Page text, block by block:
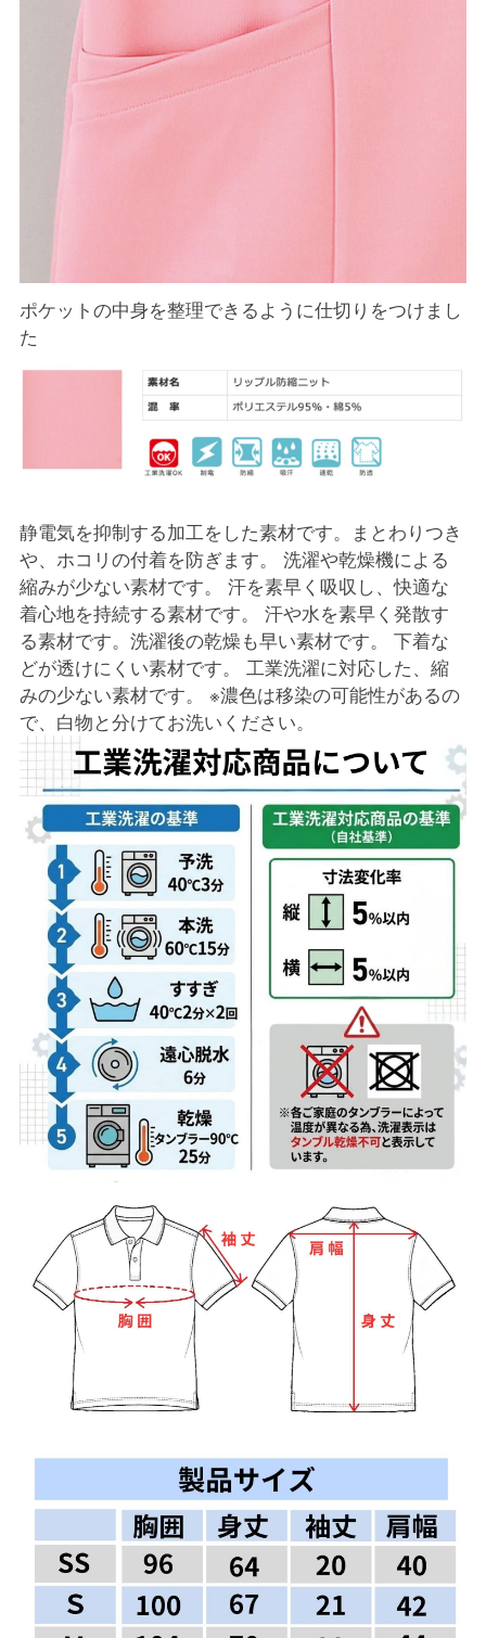
ポケットの中身を整理できるように仕切りをつけまし
た
静電気を抑制する加工をした素材です。まとわりつき
や、ホコリの付着を防ぎます。 洗濯や乾燥機による
縮みが少ない素材です。 汗を素早く吸収し、快適な
着心地を持続する素材です。 汗や水を素早く発散す
る素材です。洗濯後の乾燥も早い素材です。 下着な
どが透けにくい素材です。 工業洗濯に対応した、縮
みの少ない素材です。 ※濃色は移染の可能性があるの
で、白物と分けてお洗いください。